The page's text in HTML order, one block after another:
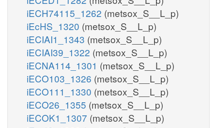
iECH74115_1262 (metsox_S__L_p)
iEcHS_1320 (metsox_S__L_p)
iECIAI1_1343 (metsox_S__L_p)
iECIAI39_1322 (metsox_S__L_p)
iECNA114_1301 (metsox_S__L_p)
iECO103_1326 (metsox_S__L_p)
iECO111_1330 (metsox_S__L_p)
iECO26_1355 (metsox_S__L_p)
iECOK1_1307 (metsox_S__L_p)